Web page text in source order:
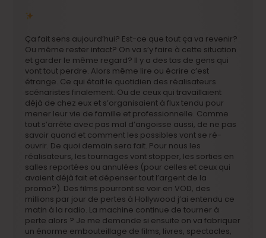
Ça fait sens aujourd’hui? Est-ce que tout ça va revenir?
Ou même rester intact? On va s’y faire à cette situation
et garder le même regard? Il y a des tas de gens qui
vont tout perdre. Alors même lire ou écrire c’est
étrange. Ce qui était le quotidien des réalisateurs
scénaristes finalement. Ou de ceux qui travaillaient
déjà de chez eux et s’organisaient à flux tendu pour
mener leur vie de famille et professionnelle. Comme
tout s’arrête avec pas mal d’angoisse aussi, de ne pas
savoir quand et comment les possibles vont se ré-
ouvrir. De quoi demain sera fait. Pour nous les
réalisateurs, les tournages vont stopper, les sorties en
salles reportées ou annulées (pour celles et ceux qui
avaient déjà fait et dépenser tout l’argent de la
promo?). Des films pourront se voir en VOD, des
millions par jour de pertes à Hollywood j’ai entendu ce
matin à la radio. La machine continue de tourner à
perte alors ? Je me demande si ensuite on va fabriquer
un énorme embouteillage de films, livres, spectacles,